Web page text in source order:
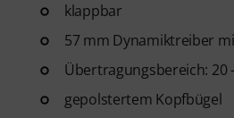
klappbar
57 mm Dynamiktreiber
Übertragungsbereich: 20
gepolstertem Kopfbügel